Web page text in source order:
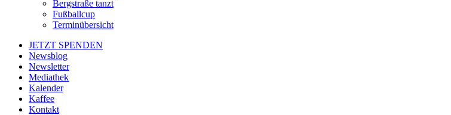
Bergstraße tanzt
Fußballcup
Terminübersicht
JETZT SPENDEN
Newsblog
Newsletter
Mediathek
Kalender
Kaffee
Kontakt